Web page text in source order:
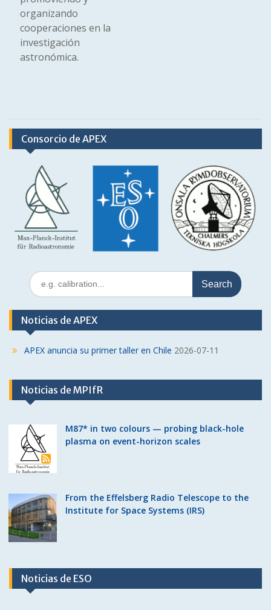
organizando
cooperaciones en la
investigación
astronómica.
Consorcio de APEX
Search
for:
Noticias de APEX
APEX anuncia su primer taller en Chile 2026-07-11
Noticias de MPIfR
M87* in two colours — probing black-hole
plasma on event-horizon scales
From the Effelsberg Radio Telescope to the
Institute for Space Systems (IRS)
Noticias de ESO